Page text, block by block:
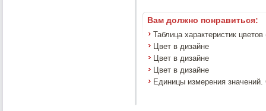
Вам должно понравиться:
Таблица характеристик цветов
Цвет в дизайне
Цвет в дизайне
Цвет в дизайне
Единицы измерения